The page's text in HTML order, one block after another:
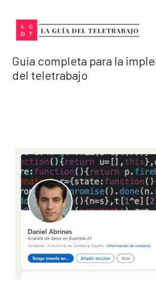
contenido
Guía completa para la
del teletrabajo